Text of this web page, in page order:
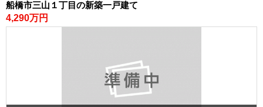
船橋市三山１丁目の新築一戸建て
4,290万円